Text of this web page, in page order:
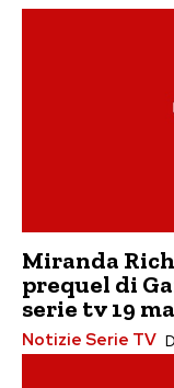
Miranda
prequel di
serie tv 19
Notizie Serie TV